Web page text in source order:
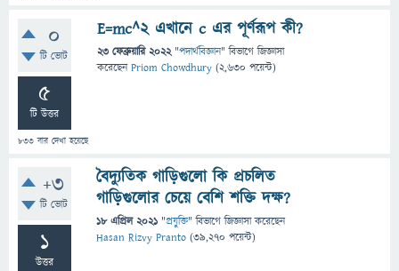
0
টি ভোট
5
টি উত্তর
833 বার দেখা হয়েছে
E=mc^2 এখানে c এর পূর্ণরূপ কী?
23 ফেব্রুয়ারি 2022 "পদার্থবিজ্ঞান" বিভাগে জিজ্ঞাসা
করেছেনPriom Chowdhury (2,630 পয়েন্ট)
+3
টি ভোট
1
উত্তর
বৈদ্যুতিক গাড়িগুলো কি প্রচলিত
গাড়িগুলোর চেয়ে বেশি শক্তি দক্ষ?
18 এপ্রিল 2021 "প্রযুক্তি" বিভাগে জিজ্ঞাসাকরেছেন
Hasan Rizvy Pranto (39,270 পয়েন্ট)